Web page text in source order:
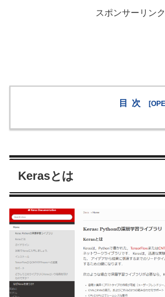
スポンサーリンク
目次
Kerasとは